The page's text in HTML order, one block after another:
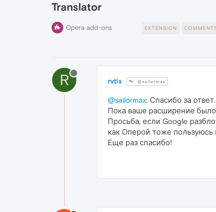
Translator
Opera add-ons EXTENSION
R rvtis @sailormax
@sailormax: Спасибо за ответ.
Пока ваше расширение было
Просьба, если Google
как Оперой тоже пользуюсь
Еще раз спасибо!